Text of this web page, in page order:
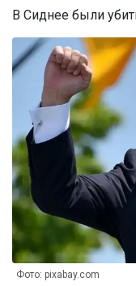
В Сиднее были
Фото: pixabay.com